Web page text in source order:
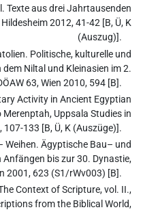
Texte aus drei Jahrtausenden
2012, 41-42 [B, Ü, K
(Auszug)].
Politische, kulturelle und
Niltal und Kleinasien im 2.
63, Wien 2010, 594 [B].
Activity in Ancient Egyptian
Uppsala Studies in
133 [B, Ü, K (Auszüge)].
Weihen. Ägyptische Bau– und
bis zur 30. Dynastie,
2001, 623 (S1/rWv003) [B].
Context of Scripture, vol. II.,
from the Biblical World,